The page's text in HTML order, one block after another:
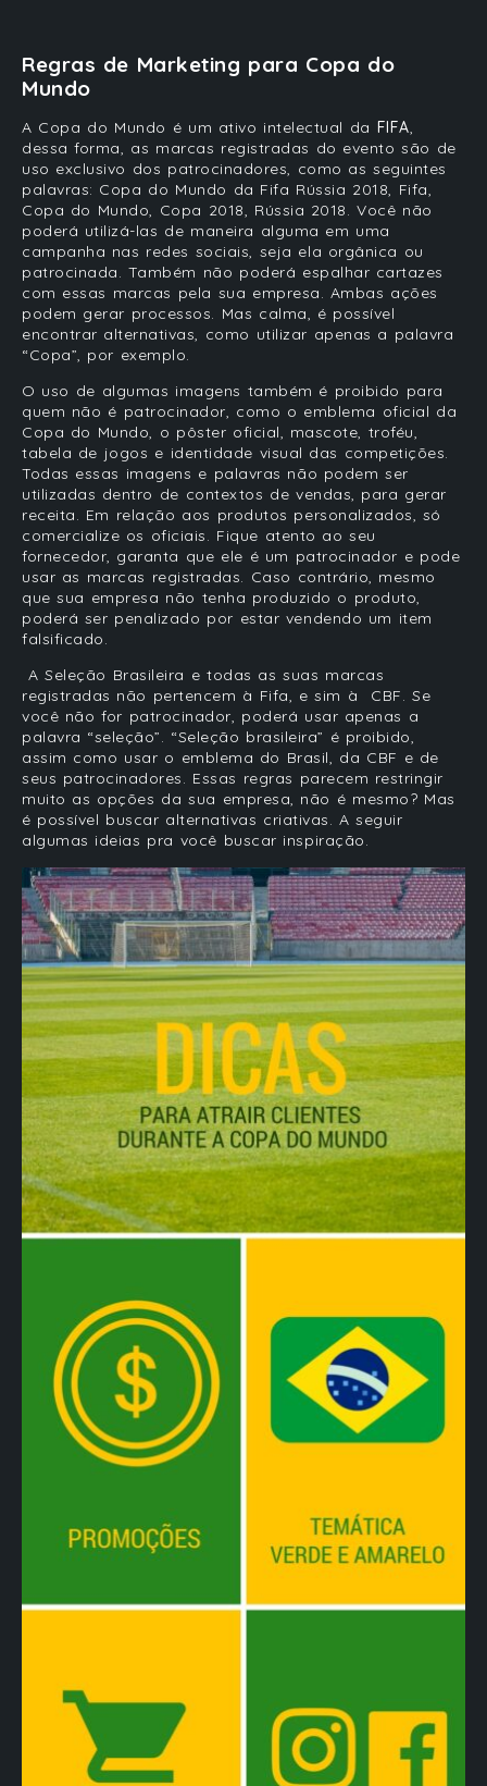
Regras de Marketing para Copa do
Mundo
A Copa do Mundo é um ativo intelectual da FIFA,
dessa forma, as marcas registradas do evento são de
uso exclusivo dos patrocinadores, como as seguintes
palavras: Copa do Mundo da Fifa Rússia 2018, Fifa,
Copa do Mundo, Copa 2018, Rússia 2018. Você não
poderá utilizá-las de maneira alguma em uma
campanha nas redes sociais, seja ela orgânica ou
patrocinada. Também não poderá espalhar cartazes
com essas marcas pela sua empresa. Ambas ações
podem gerar processos. Mas calma, é possível
encontrar alternativas, como utilizar apenas a palavra
“Copa”, por exemplo.
O uso de algumas imagens também é proibido para
quem não é patrocinador, como o emblema oficial da
Copa do Mundo, o pôster oficial, mascote, troféu,
tabela de jogos e identidade visual das competições.
Todas essas imagens e palavras não podem ser
utilizadas dentro de contextos de vendas, para gerar
receita. Em relação aos produtos personalizados, só
comercialize os oficiais. Fique atento ao seu
fornecedor, garanta que ele é um patrocinador e pode
usar as marcas registradas. Caso contrário, mesmo
que sua empresa não tenha produzido o produto,
poderá ser penalizado por estar vendendo um item
falsificado.
A Seleção Brasileira e todas as suas marcas
registradas não pertencem à Fifa, e sim à
CBF. Se
você não for patrocinador, poderá usar apenas a
palavra “seleção”. “Seleção brasileira” é proibido,
assim como usar o emblema do Brasil, da CBF e de
seus patrocinadores. Essas regras parecem restringir
muito as opções da sua empresa, não é mesmo? Mas
é possível buscar alternativas criativas. A seguir
algumas ideias pra você buscar inspiração.